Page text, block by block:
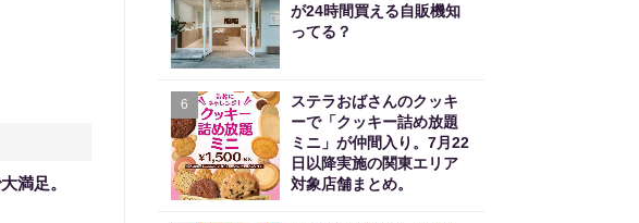
満足。
が24時間買える自販機知
ってる？
6
ステラおばさんのクッキ
ーで「クッキー詰め放題
ミニ」が仲間入り。7月22
日以降実施の関東エリア
対象店舗まとめ。